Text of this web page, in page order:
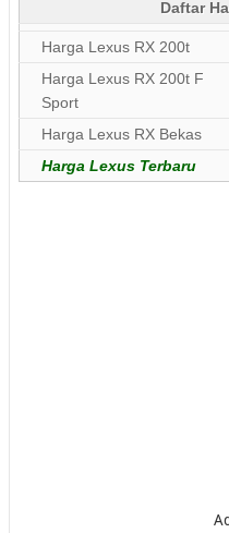
Daftar
Harga Lexus RX 200t
Harga Lexus RX 200t F
Sport
Harga Lexus RX Bekas
Harga Lexus Terbaru